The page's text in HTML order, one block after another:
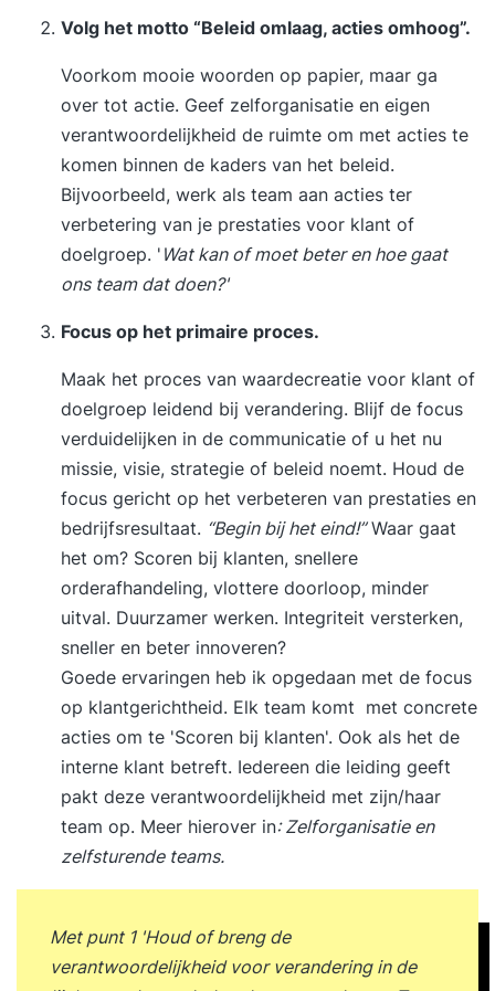
Volg het motto “Beleid omlaag, acties omhoog”.
Voorkom mooie woorden op papier, maar ga
over tot actie. Geef zelforganisatie en eigen
verantwoordelijkheid de ruimte om met acties te
komen binnen de kaders van het beleid.
Bijvoorbeeld, werk als team aan acties ter
verbetering van je prestaties voor klant of
doelgroep. ' Wat kan of moet beter en hoe gaat
ons team dat doen?'
Focus op het primaire proces.
Maak het proces van waardecreatie voor klant of
doelgroep leidend bij verandering. Blijf de focus
verduidelijken in de communicatie of u het nu
missie, visie, strategie of beleid noemt. Houd de
focus gericht op het verbeteren van prestaties en
bedrijfsresultaat. “Begin bij het eind!”Waar gaat
het om? Scoren bij klanten, snellere
orderafhandeling, vlottere doorloop, minder
uitval. Duurzamer werken. Integriteit versterken,
sneller en beter innoveren?
Goede ervaringen heb ik opgedaan met de focus
op klantgerichtheid. Elk team komt met concrete
acties om te 'Scoren bij klanten'. Ook als het de
interne klant betreft. Iedereen die leiding geeft
pakt deze verantwoordelijkheid met zijn/haar
team op. Meer hierover in:Zelforganisatie en
zelfsturende teams.
Met punt 1 'Houd of breng de
verantwoordelijkheid voor verandering in de